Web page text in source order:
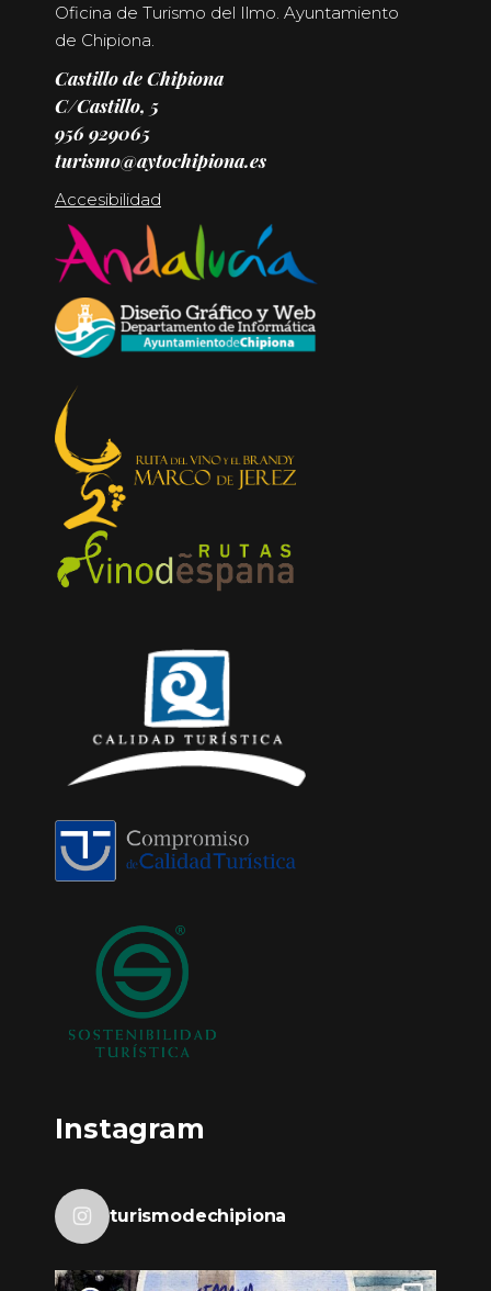
Oficina de Turismo del Ilmo. Ayuntamiento
de Chipiona.
Castillo de Chipiona
C/Castillo, 5
956 929065
turismo@aytochipiona.es
Accesibilidad
Instagram
turismodechipiona